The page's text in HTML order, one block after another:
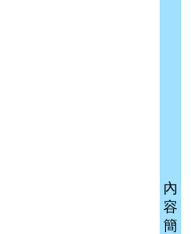
內
容
簡